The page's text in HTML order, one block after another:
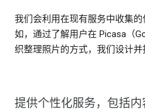
我们会利用在现有服务中收集
如，通过了解用户在 Picasa（
织整理照片的方式，我们设计并
提供个性化服务，包括内